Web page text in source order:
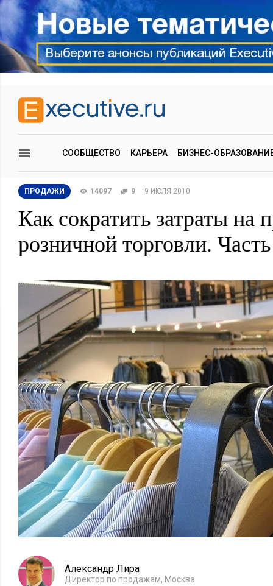
СООБЩЕСТВО КАРЬЕРА БИЗНЕС-
ПРОДАЖИ 14097 9 9 ИЮЛЯ 2010
Как сократить затраты на
розничной торговли.
Александр Лира
Директор по продажам, Москва